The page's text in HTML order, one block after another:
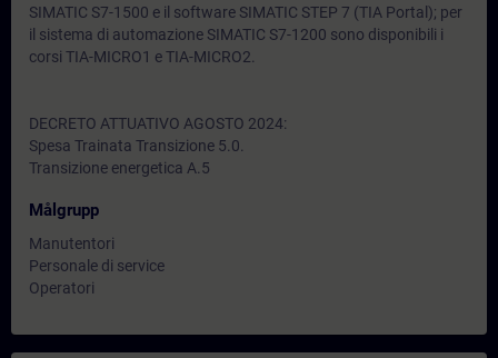
SIMATIC S7-1500 e il software SIMATIC STEP 7 (TIA Portal); per
il sistema di automazione SIMATIC S7-1200 sono disponibili i
corsi TIA-MICRO1 e TIA-MICRO2.
DECRETO ATTUATIVO AGOSTO 2024:
Spesa Trainata Transizione 5.0.
Transizione energetica A.5
Målgrupp
Manutentori
Personale di service
Operatori